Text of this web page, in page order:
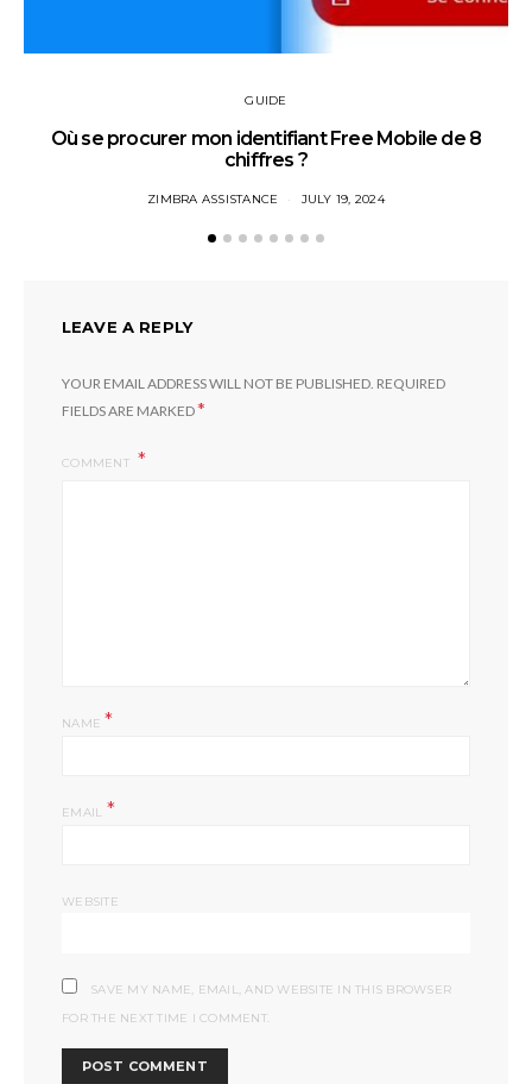
GUIDE
Où se procurer mon identifiant Free Mobile de 8
chiffres ?
ZIMBRA ASSISTANCE JULY 19, 2024
LEAVE A REPLY
YOUR EMAIL ADDRESS WILL NOT BE PUBLISHED. REQUIRED
FIELDS ARE MARKED*
COMMENT
NAME *
EMAIL *
WEBSITE
SAVE MY NAME, EMAIL, AND WEBSITE IN THIS BROWSER
FOR THE NEXT TIME I COMMENT.